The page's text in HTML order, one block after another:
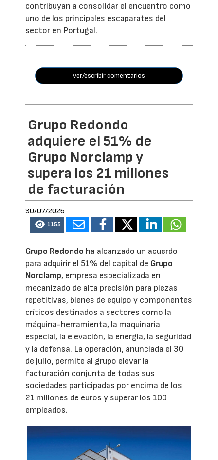
contribuyan a consolidar el encuentro como
uno de los principales escaparates del
sector en Portugal.
ver/escribir comentarios
Grupo Redondo
adquiere el 51% de
Grupo Norclamp y
supera los 21 millones
de facturación
30/07/2026
1155
Grupo Redondo ha alcanzado un acuerdo
para adquirir el 51% del capital de Grupo
Norclamp, empresa especializada en
mecanizado de alta precisión para piezas
repetitivas, bienes de equipo y componentes
críticos destinados a sectores como la
máquina-herramienta, la maquinaria
especial, la elevación, la energía, la seguridad
y la defensa. La operación, anunciada el 30
de julio, permite al grupo elevar la
facturación conjunta de todas sus
sociedades participadas por encima de los
21 millones de euros y superar los 100
empleados.